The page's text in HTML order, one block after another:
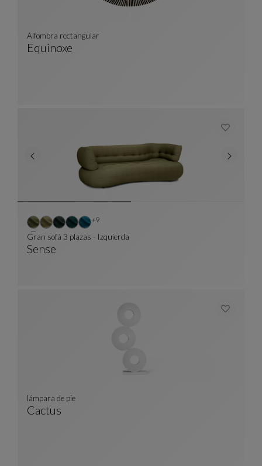
Equinoxe
Alfombra rectangular
Sense
Gran sofá 3 plazas - Izquierda
+9Otros colores : 9 colores disponibles
Cactus
lámpara de pie